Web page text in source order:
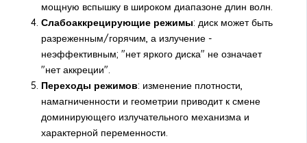
мощную вспышку в широком диапазоне длин волн.
Слабоаккрецирующие режимы: диск может быть
разреженным/горячим, а излучение -
неэффективным; "нет яркого диска" не означает
"нет аккреции".
Переходы режимов: изменение плотности,
намагниченности и геометрии приводит к смене
доминирующего излучательного механизма и
характерной переменности.